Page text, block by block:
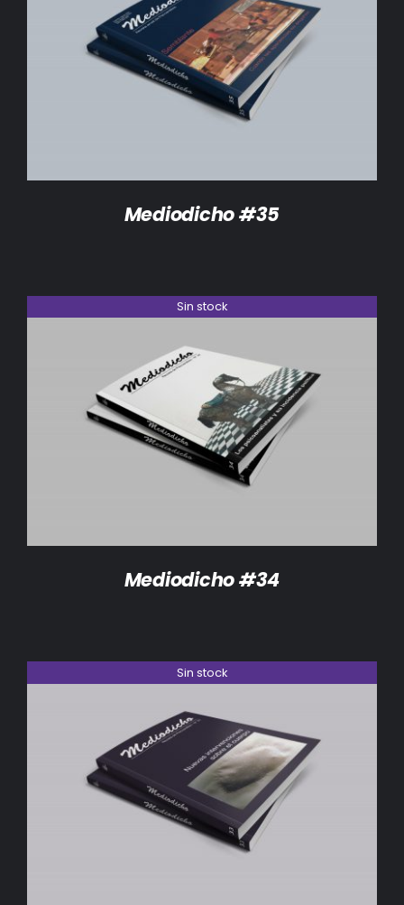
DETALLES
Mediodicho #35
Sin stock
DETALLES
Mediodicho #34
Sin stock
DETALLES